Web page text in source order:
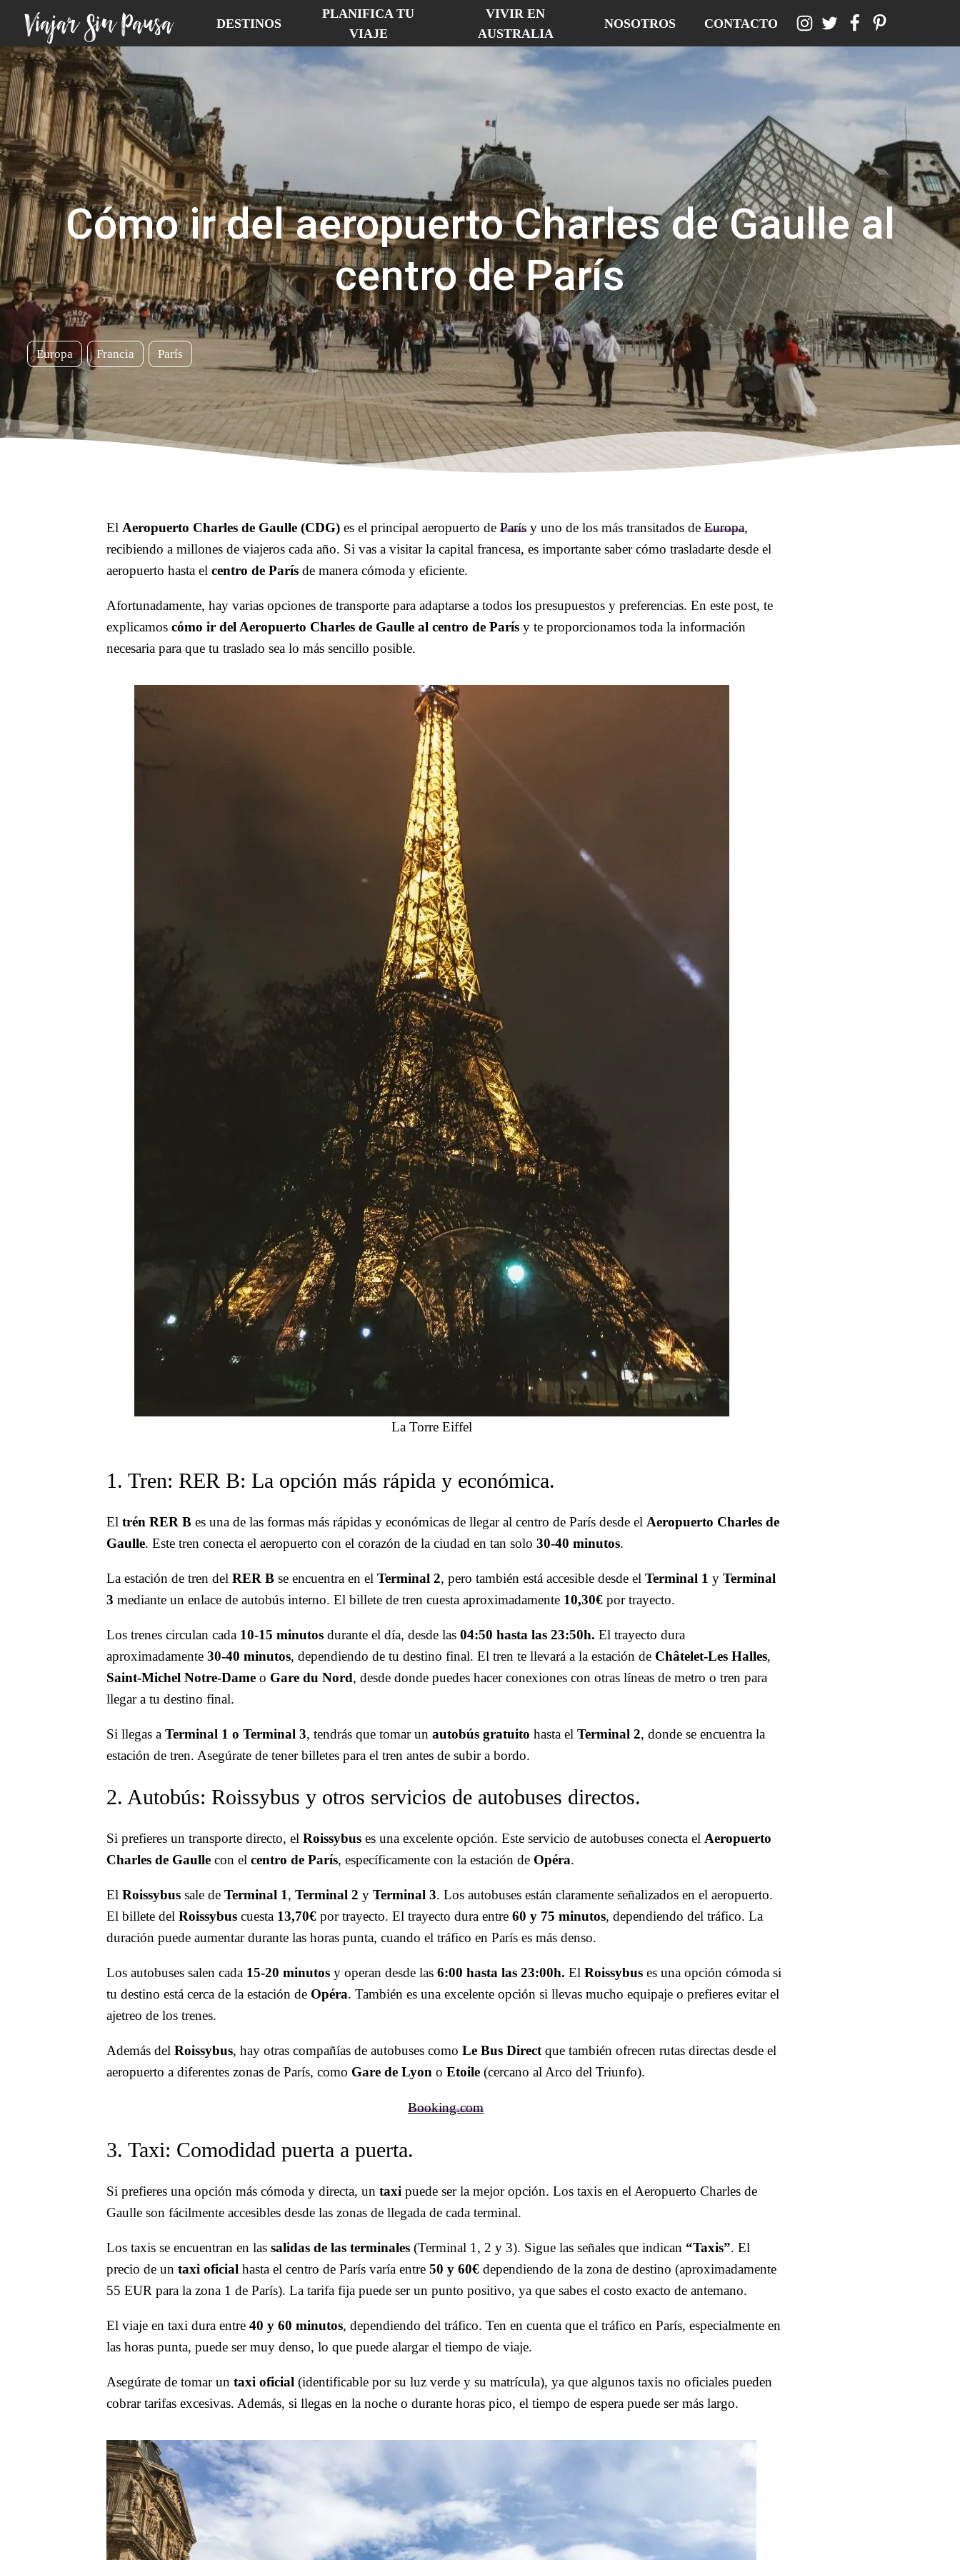
Viajar Sin Pausa DESTINOS
PLANIFICA TU
VIAJE
VIVIR EN
AUSTRALIA
NOSOTROS CONTACTO
Europa Francia París
Cómo ir del aeropuerto Charles de Gaulle al
centro de París
El Aeropuerto Charles de Gaulle (CDG) es el principal aeropuerto de París y uno de los más transitados de Europa,
recibiendo a millones de viajeros cada año. Si vas a visitar la capital francesa, es importante saber cómo trasladarte desde el
aeropuerto hasta el centro de París de manera cómoda y eficiente.
Afortunadamente, hay varias opciones de transporte para adaptarse a todos los presupuestos y preferencias. En este post, te
explicamos cómo ir del Aeropuerto Charles de Gaulle al centro de París y te proporcionamos toda la información
necesaria para que tu traslado sea lo más sencillo posible.
La Torre Eiffel
1. Tren: RER B: La opción más rápida y económica.
El trén RER B es una de las formas más rápidas y económicas de llegar al centro de París desde el Aeropuerto Charles de
Gaulle. Este tren conecta el aeropuerto con el corazón de la ciudad en tan solo 30-40 minutos.
La estación de tren del RER B se encuentra en el Terminal 2, pero también está accesible desde el Terminal 1 y Terminal
3 mediante un enlace de autobús interno. El billete de tren cuesta aproximadamente 10,30€ por trayecto.
Los trenes circulan cada 10-15 minutos durante el día, desde las 04:50 hasta las 23:50h. El trayecto dura
aproximadamente 30-40 minutos, dependiendo de tu destino final. El tren te llevará a la estación de Châtelet-Les Halles,
Saint-Michel Notre-Dame o Gare du Nord, desde donde puedes hacer conexiones con otras líneas de metro o tren para
llegar a tu destino final.
Si llegas a Terminal 1 o Terminal 3, tendrás que tomar un autobús gratuito hasta el Terminal 2, donde se encuentra la
estación de tren. Asegúrate de tener billetes para el tren antes de subir a bordo.
2. Autobús: Roissybus y otros servicios de autobuses directos.
Si prefieres un transporte directo, el Roissybus es una excelente opción. Este servicio de autobuses conecta el Aeropuerto
Charles de Gaulle con el centro de París, específicamente con la estación de Opéra.
El Roissybus sale de Terminal 1, Terminal 2 y Terminal 3. Los autobuses están claramente señalizados en el aeropuerto.
El billete del Roissybus cuesta 13,70€ por trayecto. El trayecto dura entre 60 y 75 minutos, dependiendo del tráfico. La
duración puede aumentar durante las horas punta, cuando el tráfico en París es más denso.
Los autobuses salen cada 15-20 minutos y operan desde las 6:00 hasta las 23:00h. El Roissybus es una opción cómoda si
tu destino está cerca de la estación de Opéra. También es una excelente opción si llevas mucho equipaje o prefieres evitar el
ajetreo de los trenes.
Además del Roissybus, hay otras compañías de autobuses como Le Bus Direct que también ofrecen rutas directas desde el
aeropuerto a diferentes zonas de París, como Gare de Lyon o Etoile (cercano al Arco del Triunfo).
Booking.com
3. Taxi: Comodidad puerta a puerta.
Si prefieres una opción más cómoda y directa, un taxi puede ser la mejor opción. Los taxis en el Aeropuerto Charles de
Gaulle son fácilmente accesibles desde las zonas de llegada de cada terminal.
Los taxis se encuentran en las salidas de las terminales (Terminal 1, 2 y 3). Sigue las señales que indican “Taxis”. El
precio de un taxi oficial hasta el centro de París varía entre 50 y 60€ dependiendo de la zona de destino (aproximadamente
55 EUR para la zona 1 de París). La tarifa fija puede ser un punto positivo, ya que sabes el costo exacto de antemano.
El viaje en taxi dura entre 40 y 60 minutos, dependiendo del tráfico. Ten en cuenta que el tráfico en París, especialmente en
las horas punta, puede ser muy denso, lo que puede alargar el tiempo de viaje.
Asegúrate de tomar un taxi oficial (identificable por su luz verde y su matrícula), ya que algunos taxis no oficiales pueden
cobrar tarifas excesivas. Además, si llegas en la noche o durante horas pico, el tiempo de espera puede ser más largo.